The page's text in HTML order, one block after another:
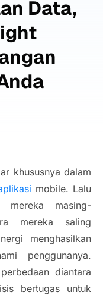
Data,
khususnya dalam
mobile. Lalu
mereka masing-
mereka saling
menghasilkan
penggunanya.
diantara
bertugas untuk